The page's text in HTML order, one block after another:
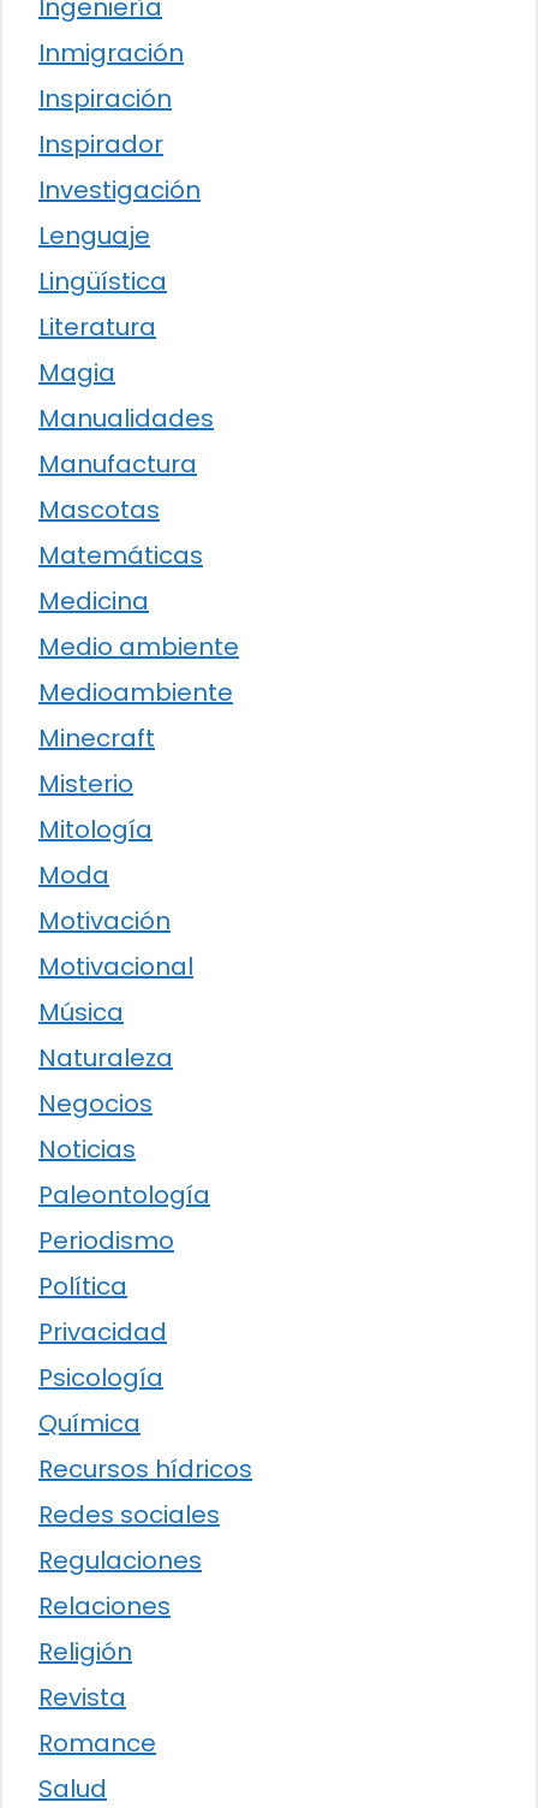
Ingeniería
Inmigración
Inspiración
Inspirador
Investigación
Lenguaje
Lingüística
Literatura
Magia
Manualidades
Manufactura
Mascotas
Matemáticas
Medicina
Medio ambiente
Medioambiente
Minecraft
Misterio
Mitología
Moda
Motivación
Motivacional
Música
Naturaleza
Negocios
Noticias
Paleontología
Periodismo
Política
Privacidad
Psicología
Química
Recursos hídricos
Redes sociales
Regulaciones
Relaciones
Religión
Revista
Romance
Salud